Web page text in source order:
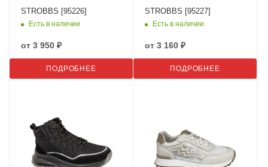
STROBBS [95226]
Есть в наличии
от 3 950 ₽
ПОДРОБНЕЕ
STROBBS [95227]
Есть в наличии
от 3 160 ₽
ПОДРОБНЕЕ